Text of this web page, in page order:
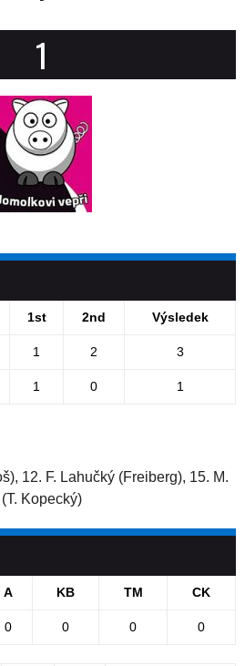
1
1st 2nd Výsledek
1 2 3
1 0 1
12. F. Lahučký (Freiberg), 15. M.
Kopecký)
A KB TM CK
0 0 0 0